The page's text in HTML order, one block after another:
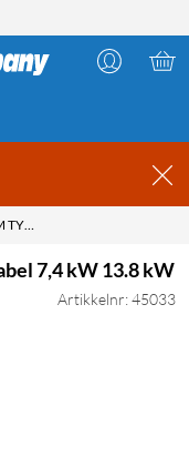
CHARGE AMPS BEAM TYPE 2 LADEKABEL 7,4 KW 13.8 KW
7,4 kW 13.8 kW
Artikkelnr: 45033